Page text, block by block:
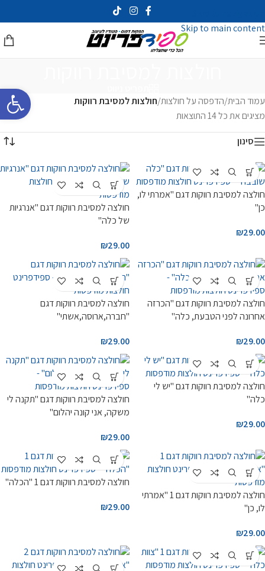
פתח
Skip to main content
עמוד הבית/הדפסה על חולצות/חולצות למסיבת רווקות
מציגים את כל ⁦14⁩ התוצאות
סינון
חולצה למסיבת רווקות דגם "אמרתי לו,
כן"
₪29.00
חולצה למסיבת רווקות דגם "אנרגיות
של כלה"
₪29.00
חולצה למסיבת רווקות דגם "הכרזה
אחרונה לפני הטבעת, כלה"
₪29.00
חולצה למסיבת רווקות דגם
"חברה,ארוסה,אשתי"
₪29.00
חולצה למסיבת רווקות דגם "יש לי
כלה"
₪29.00
חולצה למסיבת רווקות דגם "תקנה לי
משקה, אני קונה יהלום"
₪29.00
חולצה למסיבת רווקות דגם 1 "אמרתי
לו, כן"
₪29.00
חולצה למסיבת רווקות דגם 1 "הכלה"
₪29.00